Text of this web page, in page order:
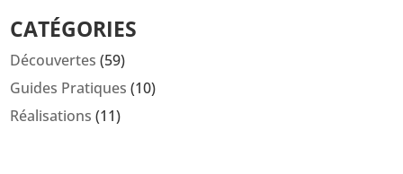
CATÉGORIES
Découvertes (59)
Guides Pratiques (10)
Réalisations (11)